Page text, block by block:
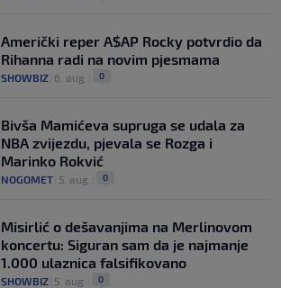
Američki reper A$AP Rocky potvrdio da
Rihanna radi na novim pjesmama
SHOWBIZ 6. aug. 0
Bivša Mamićeva supruga se udala za
NBA zvijezdu, pjevala se Rozga i
Marinko Rokvić
NOGOMET 5. aug. 0
Misirlić o dešavanjima na Merlinovom
koncertu: Siguran sam da je najmanje
1.000 ulaznica falsifikovano
SHOWBIZ 5. aug. 0